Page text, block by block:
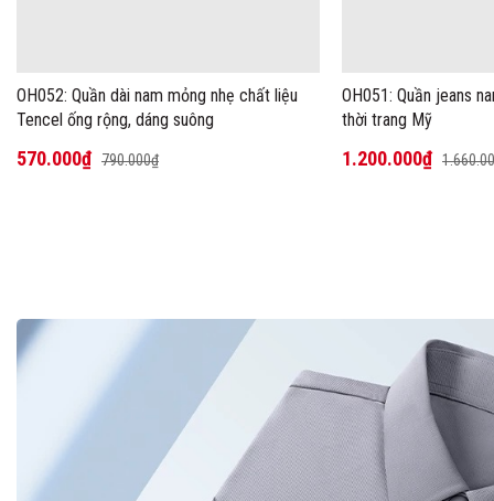
OH052: Quần dài nam mỏng nhẹ chất liệu
Tencel ống rộng, dáng suông
570.000₫ 790.000₫
OH051: Quần jeans
thời trang Mỹ
1.200.000₫